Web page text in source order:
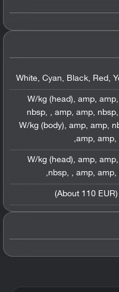
White, Cyan, Black, Red,
, amp, amp,
nbsp, , amp, amp, nbsp,
W/kg (body), amp, amp,
amp, amp,
,
, amp, amp,
nbsp, , amp, amp,
,